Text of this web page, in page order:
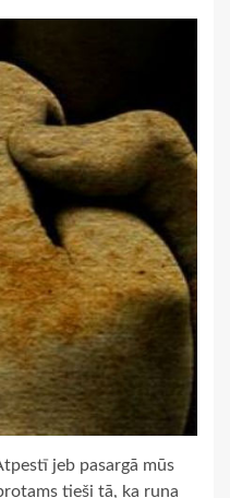
jeb pasargā mūs
tieši tā, ka runa